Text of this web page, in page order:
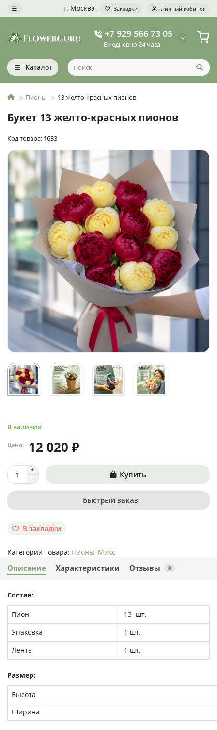
г. Москва Закладки Личный кабинет
+7 929 566 73 05
Ежедневно 24 часа
Каталог
Пионы 13 желто-красных пионов
Букет 13 желто-красных пионов
Код товара: 1633
В наличии
Цена: 12 020 ₽
Купить
Быстрый заказ
В закладки
Категории товара: Пионы, Микс
Описание Характеристики Отзывы 0
Состав:
Пион
13 шт.
Упаковка
1 шт.
Лента
1 шт.
Размер:
Высота
Ширина